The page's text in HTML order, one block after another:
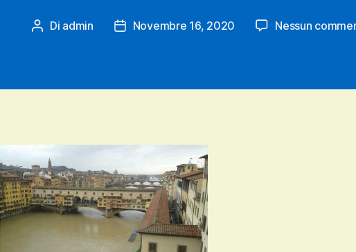
Autore
Di admin
DataNovembre 16, 2020 Nessun